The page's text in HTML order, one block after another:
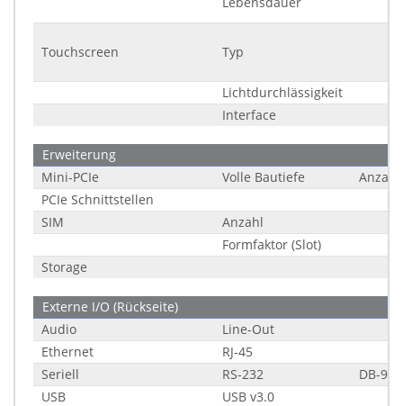
Touchscreen Typ
Lichtdurchlässigkeit
Interface
Erweiterung
Mini-PCIe
Volle Bautiefe
Anzahl
PCIe Schnittstellen
SIM
Anzahl
Formfaktor (Slot)
Storage
Externe I/O (Rückseite)
Audio
Line-Out
Ethernet
RJ-45
Seriell
RS-232
DB-9
USB
USB v3.0